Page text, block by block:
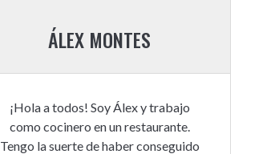
ÁLEX MONTES
¡Hola a todos! Soy Álex y trabajo
como cocinero en un restaurante.
Tengo la suerte de haber conseguido